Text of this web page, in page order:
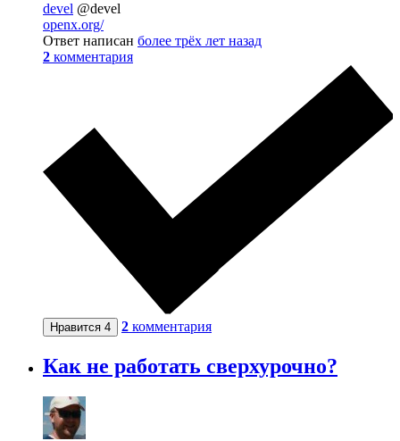
devel @devel
openx.org/
Ответ написан более трёх лет назад
2 комментария
Нравится 4 2 комментария
Как не работать сверхурочно?